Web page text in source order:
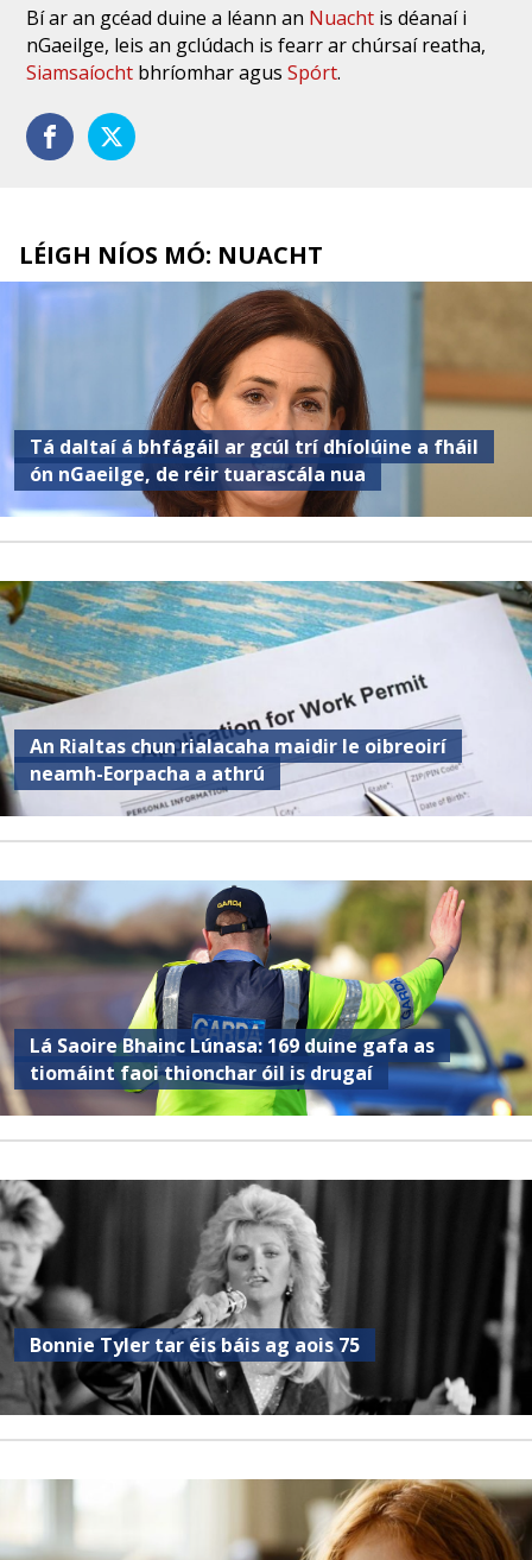
Bí ar an gcéad duine a léann an Nuacht is déanaí i
nGaeilge, leis an gclúdach is fearr ar chúrsaí reatha,
Siamsaíocht bhríomhar agusSpórt.
LÉIGH NÍOS MÓ: NUACHT
Tá daltaí á bhfágáil ar gcúl trí dhíolúine a fháil
ón nGaeilge, de réir tuarascála nua
An Rialtas chun rialacaha maidir le oibreoirí
neamh-Eorpacha a athrú
Lá Saoire Bhainc Lúnasa: 169 duine gafa as
tiomáint faoi thionchar óil is drugaí
Bonnie Tyler tar éis báis ag aois 75